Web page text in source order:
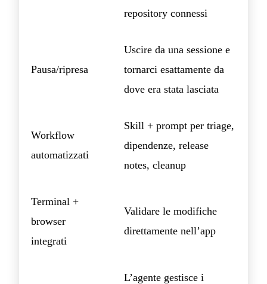
repository connessi
Pausa/ripresa
Uscire da una sessione e
tornarci esattamente da
dove era stata lasciata
Workflow
automatizzati
Skill + prompt per triage,
dipendenze, release
notes, cleanup
Terminal +
browser
integrati
Validare le modifiche
direttamente nell’app
L’agente gestisce i